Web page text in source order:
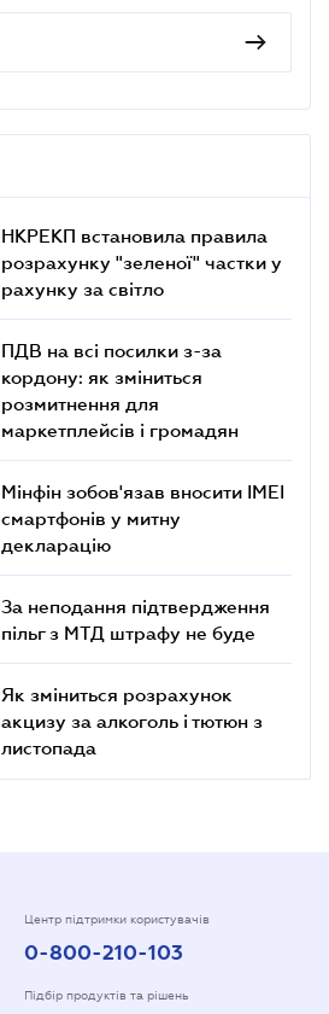
НКРЕКП встановила правила
розрахунку "зеленої" частки у
рахунку за світло
ПДВ на всі посилки з-за
кордону: як зміниться
розмитнення для
маркетплейсів і громадян
Мінфін зобов'язав вносити IMEI
смартфонів у митну
декларацію
За неподання підтвердження
пільг з МТД штрафу не буде
Як зміниться розрахунок
акцизу за алкоголь і тютюн з
листопада
Центр підтримки користувачів
0-800-210-103
Підбір продуктів та рішень